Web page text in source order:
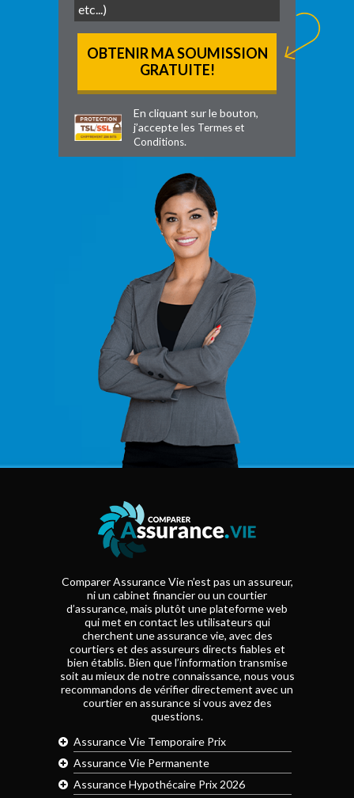
En cliquant sur le bouton,
j’accepte les Termes et
Conditions.
Comparer Assurance Vie n’est pas un assureur,
ni un cabinet financier ou un courtier
d’assurance, mais plutôt une plateforme web
qui met en contact les utilisateurs qui
cherchent une assurance vie, avec des
courtiers et des assureurs directs fiables et
bien établis. Bien que l’information transmise
soit au mieux de notre connaissance, nous vous
recommandons de vérifier directement avec un
courtier en assurance si vous avez des
questions.
Assurance Vie Temporaire Prix
Assurance Vie Permanente
Assurance Hypothécaire Prix 2026